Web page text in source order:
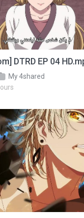
DTRD EP 04
My 4shared